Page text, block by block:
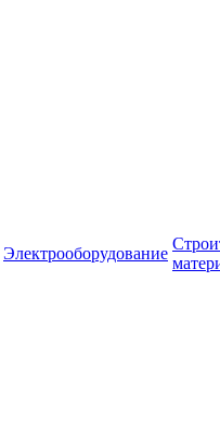
Электрооборудование